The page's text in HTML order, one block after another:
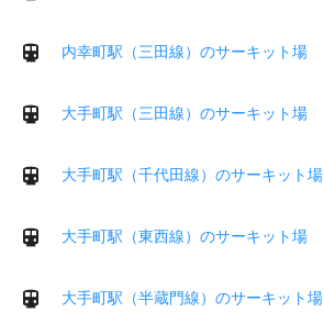
内幸町駅（三田線）のサーキット場
大手町駅（三田線）のサーキット場
大手町駅（千代田線）のサーキット場
大手町駅（東西線）のサーキット場
大手町駅（半蔵門線）のサーキット場